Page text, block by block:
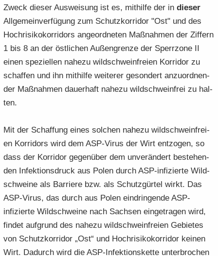
Zweck die­ser Aus­wei­sung ist es, mit­hil­fe der in die­ser
All­ge­mein­ver­fü­gung zum Schutz­kor­ri­dor "Ost" und des
Hoch­ri­si­ko­kor­ri­dors an­ge­ord­ne­ten Maß­nah­men der Zif­fern
1 bis 8 an der öst­li­chen Au­ßen­gren­ze der Sperr­zo­ne II
einen spe­zi­el­len na­he­zu wild­schwein­frei­en Kor­ri­dor zu
schaf­fen und ihn mit­hil­fe wei­te­rer ge­son­dert an­zu­ord­nen­
der Maß­nah­men dau­er­haft na­he­zu wild­schwein­frei zu hal­
ten.
Mit der Schaf­fung eines sol­chen na­he­zu wild­schwein­frei­
en Kor­ri­dors wird dem ASP-​Virus der Wirt ent­zo­gen, so
dass der Kor­ri­dor ge­gen­über dem un­ver­än­dert be­stehen­
den In­fek­ti­ons­druck aus Polen durch ASP-​infizierte Wild­
schwei­ne als Bar­rie­re bzw. als Schutz­gür­tel wirkt. Das
ASP-​Virus, das durch aus Polen ein­drin­gen­de ASP-​
infizierte Wild­schwei­ne nach Sach­sen ein­ge­tra­gen wird,
fin­det auf­grund des na­he­zu wild­schwein­frei­en Ge­bie­tes
von Schutz­kor­ri­dor „Ost“ und Hoch­ri­si­ko­kor­ri­dor kei­nen
Wirt. Da­durch wird die ASP-​Infektionskette un­ter­bro­chen